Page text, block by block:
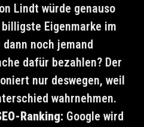
Lindt würde genauso
Eigenmarke im
noch jemand
dafür bezahlen? Der
nur deswegen, weil
wahrnehmen.
Ranking: Google wird